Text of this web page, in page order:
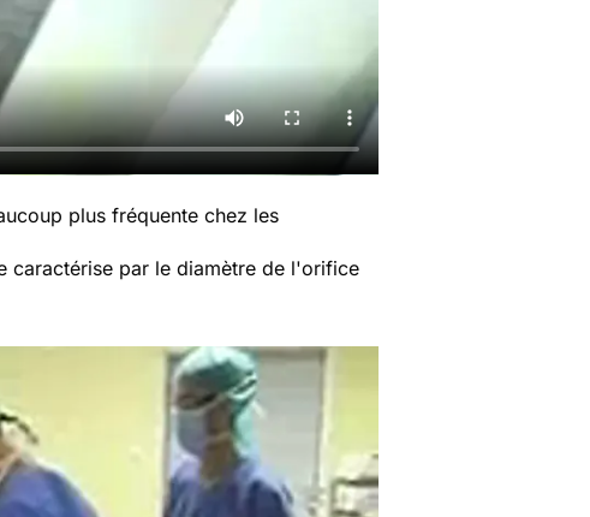
plus fréquente chez les
caractérise par le diamètre de l'orifice